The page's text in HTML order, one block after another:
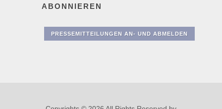
ABONNIEREN
PRESSEMITTEILUNGEN AN- UND ABMELDEN